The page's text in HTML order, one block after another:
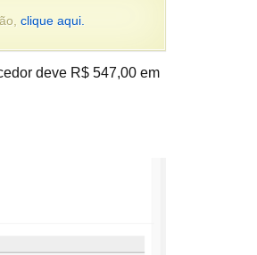
clique aqui.
deve R$ 547,00 em